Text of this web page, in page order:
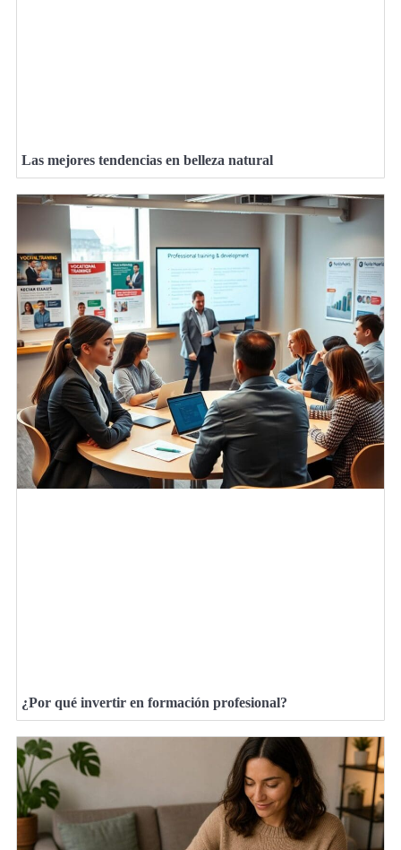
Las mejores tendencias en belleza natural
¿Por qué invertir en formación profesional?